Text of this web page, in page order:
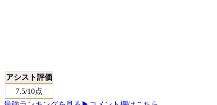
アシスト評価
7.5/10点